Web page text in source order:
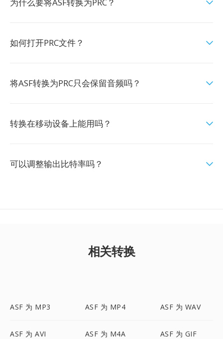
如何打开PRC文件？
将ASF转换为PRC只会保留音频吗？
转换在移动设备上能用吗？
可以调整输出比特率吗？
相关转换
ASF 为 MP3 ASF 为 MP4 ASF 为 WAV
ASF 为 AVI ASF 为 M4A ASF 为 GIF